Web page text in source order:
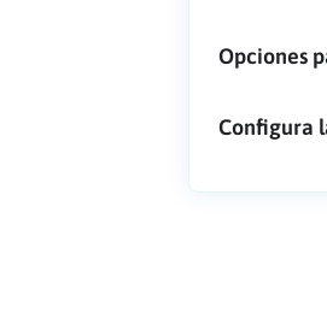
Opciones
Configura